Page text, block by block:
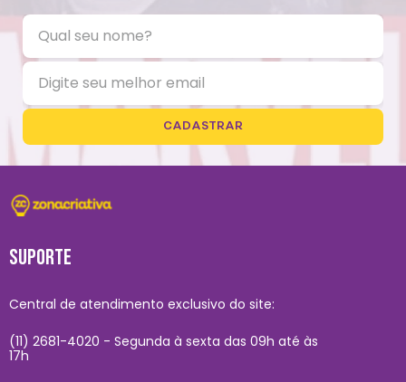
CADASTRAR
SUPORTE
Central de atendimento exclusivo do site:
(11) 2681-4020 - Segunda à sexta das 09h até às
17h